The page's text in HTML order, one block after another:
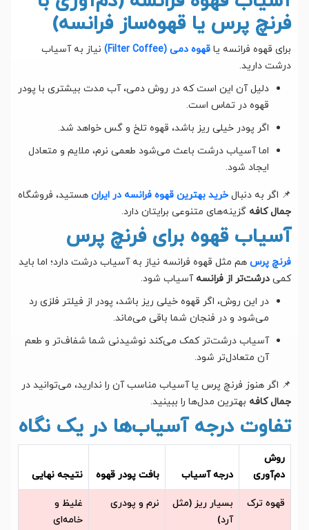
فرنچ پرس یا قهوه‌ساز فرانسه)
برای قهوه فرانسه یا قهوه دمی (Filter Coffee)
نیاز به آسیاب
درشت دارید.
دلیل آن این است که در روش دمی، آب مدت بیشتری با پودر
قهوه در تماس است.
اگر پودر خیلی ریز باشد، قهوه تلخ و گس خواهد شد.
اما آسیاب درشت باعث می‌شود طعمی نرم، ملایم و متعادل
ایجاد شود.
📌 اگر به دنبال خرید بهترین قهوه فرانسه در ایران هستید، فروشگاه
جمال کافه گزینه‌های متنوعی برایتان دارد.
آسیاب قهوه برای فرنچ پرس
فرنچ پرس هم مثل قهوه فرانسه نیاز به آسیاب درشت دارد؛ اما باید
کمی درشت‌تر از فرانسه آسیاب شود.
در این روش، اگر قهوه خیلی ریز باشد، پودر از فیلتر فلزی رد
می‌شود و در فنجان شما باقی می‌ماند.
آسیاب درشت‌تر کمک می‌کند نوشیدنی شما شفاف‌تر و طعم
آن متعادل‌تر شود.
📌 اگر هنوز فرنچ پرس یا آسیاب مناسب آن را ندارید، می‌توانید در
جمال کافه بهترین مدل‌ها را ببینید.
تفاوت درجه آسیاب‌ها در یک نگاه
روش
دم‌آوری
درجه آسیاب بافت پودر قهوه نتیجه نهایی
قهوه ترک
بسیار ریز (مثل
آرد)
نرم و پودری
غلیظ و
خامه‌ای